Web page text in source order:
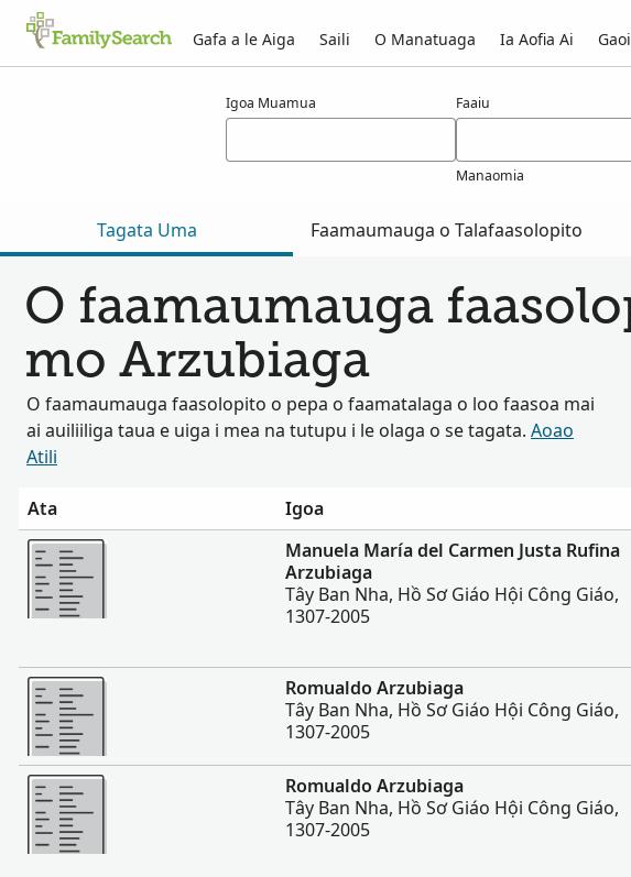
Gafa a le Aiga Saili O Manatuaga Ia Aofia Ai
Igoa Muamua Faaiu
Manaomia
Tagata Uma Faamaumauga o Talafaasolopito
O faamaumauga
mo Arzubiaga
O faamaumauga faasolopito o pepa o faamatalaga o loo faasoa mai
ai auiliiliga taua e uiga i mea na tutupu i le olaga o se tagata. Aoao
Atili
Ata Igoa
Sili atu
Manuela María del Carmen Justa Rufina
Arzubiaga
Tây Ban Nha, Hồ Sơ Giáo Hội Công Giáo,
1307-2005
Sili atu
Romualdo Arzubiaga
Tây Ban Nha, Hồ Sơ Giáo Hội Công Giáo,
1307-2005
Sili atu
Romualdo Arzubiaga
Tây Ban Nha, Hồ Sơ Giáo Hội Công Giáo,
1307-2005